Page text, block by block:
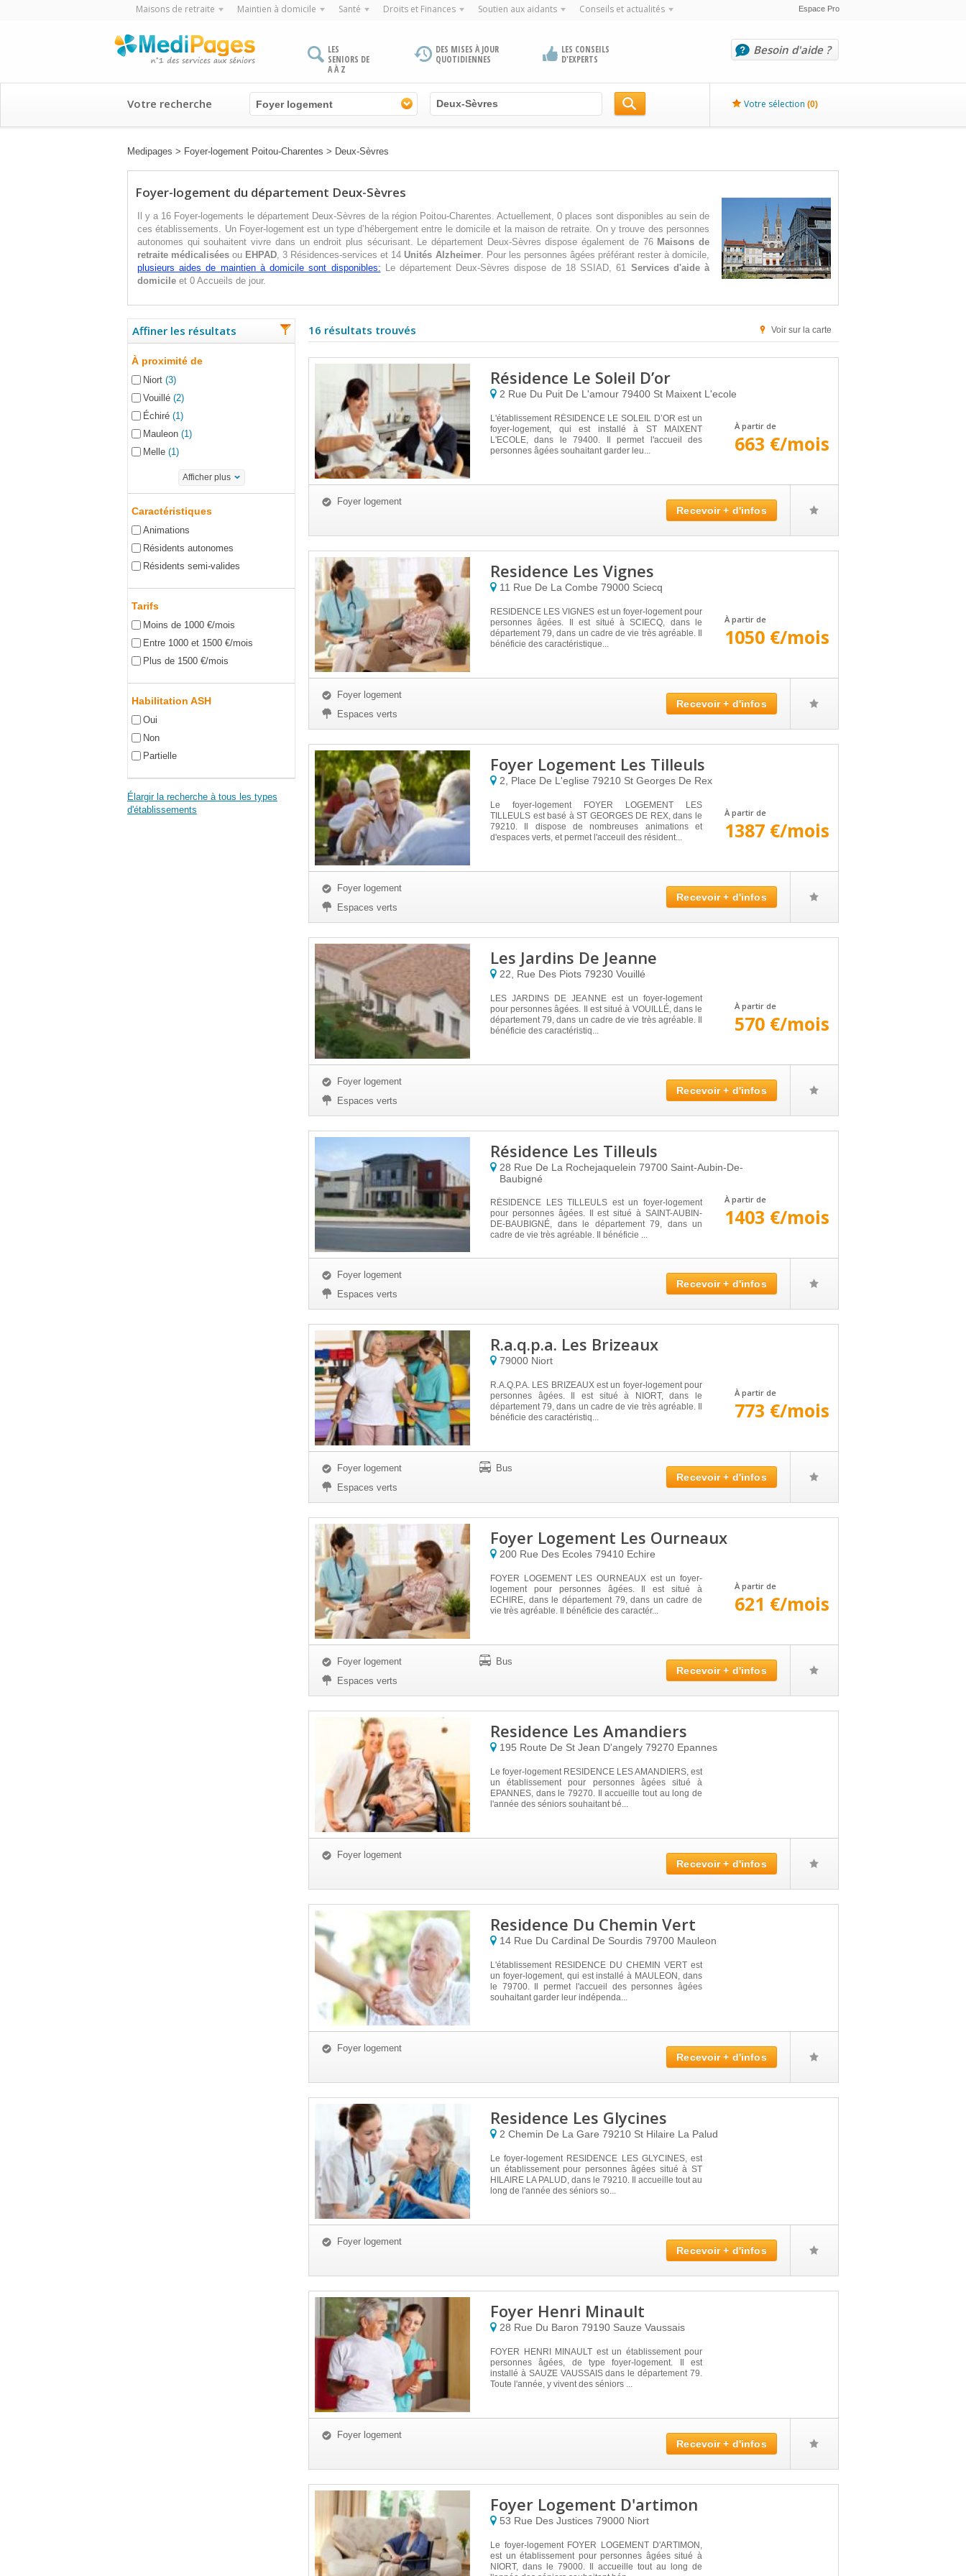
Maisons de retraite Maintien à domicile Santé Droits et Finances Soutien aux aidants Conseils et actualités Espace Pro
LES
SENIORS DE
A À Z
DES MISES À JOUR
QUOTIDIENNES
LES CONSEILS
D'EXPERTS
Besoin d'aide ?
Votre recherche Foyer logement Votre sélection (0)
Medipages > Foyer-logement Poitou-Charentes > Deux-Sèvres
Foyer-logement du département Deux-Sèvres
Il y a 16 Foyer-logements le département Deux-Sèvres de la région Poitou-Charentes. Actuellement, 0 places sont disponibles au sein de
ces établissements. Un Foyer-logement est un type d’hébergement entre le domicile et la maison de retraite. On y trouve des personnes
autonomes qui souhaitent vivre dans un endroit plus sécurisant. Le département Deux-Sèvres dispose également de 76 Maisons de
retraite médicalisées ou EHPAD, 3 Résidences-services et 14Unités Alzheimer. Pour les personnes âgées préférant rester à domicile,
plusieurs aides de maintien à domicile sont disponibles: Le département Deux-Sèvres dispose de 18 SSIAD, 61 Services d'aide à
domicile et 0 Accueils de jour.
Affiner les résultats
À proximité de
Niort (3)
Vouillé (2)
Échiré (1)
Mauleon (1)
Melle (1)
Afficher plus
Caractéristiques
Animations
Résidents autonomes
Résidents semi-valides
Tarifs
Moins de 1000 €/mois
Entre 1000 et 1500 €/mois
Plus de 1500 €/mois
Habilitation ASH
Oui
Non
Partielle
Élargir la recherche à tous les types
d'établissements
16 résultats trouvés Voir sur la carte
Résidence Le Soleil D’or
2 Rue Du Puit De L'amour 79400 St Maixent L'ecole
L'établissement RÉSIDENCE LE SOLEIL D’OR est un
foyer-logement, qui est installé à ST MAIXENT
L'ECOLE, dans le 79400. Il permet l'accueil des
personnes âgées souhaitant garder leu...
À partir de
663 €/mois
Foyer logement
Recevoir + d'infos
Residence Les Vignes
11 Rue De La Combe 79000 Sciecq
RESIDENCE LES VIGNES est un foyer-logement pour
personnes âgées. Il est situé à SCIECQ, dans le
département 79, dans un cadre de vie très agréable. Il
bénéficie des caractéristique...
À partir de
1050 €/mois
Foyer logement
Espaces verts
Recevoir + d'infos
Foyer Logement Les Tilleuls
2, Place De L'eglise 79210 St Georges De Rex
Le foyer-logement FOYER LOGEMENT LES
TILLEULS est basé à ST GEORGES DE REX, dans le
79210. Il dispose de nombreuses animations et
d'espaces verts, et permet l'acceuil des résident...
À partir de
1387 €/mois
Foyer logement
Espaces verts
Recevoir + d'infos
Les Jardins De Jeanne
22, Rue Des Piots 79230 Vouillé
LES JARDINS DE JEANNE est un foyer-logement
pour personnes âgées. Il est situé à VOUILLÉ, dans le
département 79, dans un cadre de vie très agréable. Il
bénéficie des caractéristiq...
À partir de
570 €/mois
Foyer logement
Espaces verts
Recevoir + d'infos
Résidence Les Tilleuls
28 Rue De La Rochejaquelein 79700 Saint-Aubin-De-
Baubigné
RÉSIDENCE LES TILLEULS est un foyer-logement
pour personnes âgées. Il est situé à SAINT-AUBIN-
DE-BAUBIGNÉ, dans le département 79, dans un
cadre de vie très agréable. Il bénéficie ...
À partir de
1403 €/mois
Foyer logement
Espaces verts
Recevoir + d'infos
R.a.q.p.a. Les Brizeaux
79000 Niort
R.A.Q.P.A. LES BRIZEAUX est un foyer-logement pour
personnes âgées. Il est situé à NIORT, dans le
département 79, dans un cadre de vie très agréable. Il
bénéficie des caractéristiq...
À partir de
773 €/mois
Foyer logement
Espaces verts
Bus
Recevoir + d'infos
Foyer Logement Les Ourneaux
200 Rue Des Ecoles 79410 Echire
FOYER LOGEMENT LES OURNEAUX est un foyer-
logement pour personnes âgées. Il est situé à
ECHIRE, dans le département 79, dans un cadre de
vie très agréable. Il bénéficie des caractér...
À partir de
621 €/mois
Foyer logement
Espaces verts
Bus
Recevoir + d'infos
Residence Les Amandiers
195 Route De St Jean D'angely 79270 Epannes
Le foyer-logement RESIDENCE LES AMANDIERS, est
un établissement pour personnes âgées situé à
EPANNES, dans le 79270. Il accueille tout au long de
l'année des séniors souhaitant bé...
Foyer logement
Recevoir + d'infos
Residence Du Chemin Vert
14 Rue Du Cardinal De Sourdis 79700 Mauleon
L'établissement RESIDENCE DU CHEMIN VERT est
un foyer-logement, qui est installé à MAULEON, dans
le 79700. Il permet l'accueil des personnes âgées
souhaitant garder leur indépenda...
Foyer logement
Recevoir + d'infos
Residence Les Glycines
2 Chemin De La Gare 79210 St Hilaire La Palud
Le foyer-logement RESIDENCE LES GLYCINES, est
un établissement pour personnes âgées situé à ST
HILAIRE LA PALUD, dans le 79210. Il accueille tout au
long de l'année des séniors so...
Foyer logement
Recevoir + d'infos
Foyer Henri Minault
28 Rue Du Baron 79190 Sauze Vaussais
FOYER HENRI MINAULT est un établissement pour
personnes âgées, de type foyer-logement. Il est
installé à SAUZE VAUSSAIS dans le département 79.
Toute l'année, y vivent des séniors ...
Foyer logement
Recevoir + d'infos
Foyer Logement D'artimon
53 Rue Des Justices 79000 Niort
Le foyer-logement FOYER LOGEMENT D'ARTIMON,
est un établissement pour personnes âgées situé à
NIORT, dans le 79000. Il accueille tout au long de